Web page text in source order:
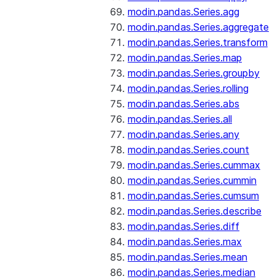
modin.pandas.Series.agg
modin.pandas.Series.aggregate
modin.pandas.Series.transform
modin.pandas.Series.map
modin.pandas.Series.groupby
modin.pandas.Series.rolling
modin.pandas.Series.abs
modin.pandas.Series.all
modin.pandas.Series.any
modin.pandas.Series.count
modin.pandas.Series.cummax
modin.pandas.Series.cummin
modin.pandas.Series.cumsum
modin.pandas.Series.describe
modin.pandas.Series.diff
modin.pandas.Series.max
modin.pandas.Series.mean
modin.pandas.Series.median